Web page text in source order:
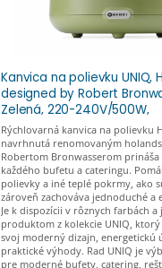
Kanvica na polievku UNIQ,
designed by Robert
Zelená, 220-240V/500W,
⌀365x(H)325mm zelený,
Rýchlovarná kanvica na polievku
navrhnutá renomovaným
Robertom Bronwasserom
každého bufetu a cateringu.
polievky a iné teplé pokrmy, ako
zároveň zachováva jednoduché a
Je k dispozícii v rôznych farbách a
produktom z kolekcie UNIQ,
svoj moderný dizajn, energetickú
praktické výhody. Rad UNIQ je
pre moderné bufety, catering,